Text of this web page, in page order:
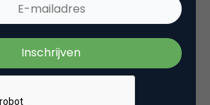
Ook face-to-face en
blijven in een behoefte
vertonen
Afhankelijk van de behoefte,
reeks andere behoeften